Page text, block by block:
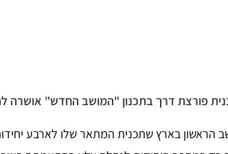
פורצת דרך בתכנון "המושב החדש" אושרה
הראשון בארץ שתכנית המתאר שלו לארבע